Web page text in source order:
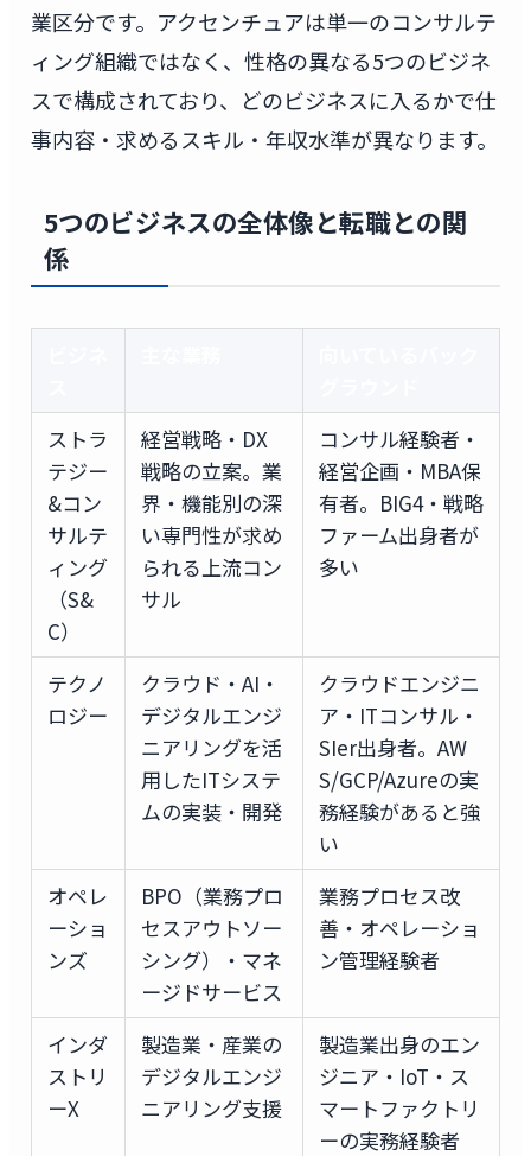
業区分です。アクセンチュアは単一のコンサルテ
ィング組織ではなく、性格の異なる5つのビジネ
スで構成されており、どのビジネスに入るかで仕
事内容・求めるスキル・年収水準が異なります。
5つのビジネスの全体像と転職との関
係
ストラ
テジー
&コン
サルテ
ィング
（S&
C）
経営戦略・DX
戦略の立案。業
界・機能別の深
い専門性が求め
られる上流コン
サル
コンサル経験者・
経営企画・MBA保
有者。BIG4・戦略
ファーム出身者が
多い
テクノ
ロジー
クラウド・AI・
デジタルエンジ
ニアリングを活
用したITシステ
ムの実装・開発
クラウドエンジニ
ア・ITコンサル・
SIer出身者。AW
S/GCP/Azureの実
務経験があると強
い
オペレ
ーショ
ンズ
BPO（業務プロ
セスアウトソー
シング）・マネ
ージドサービス
業務プロセス改
善・オペレーショ
ン管理経験者
インダ
ストリ
ーX
製造業・産業の
デジタルエンジ
ニアリング支援
製造業出身のエン
ジニア・IoT・ス
マートファクトリ
ーの実務経験者